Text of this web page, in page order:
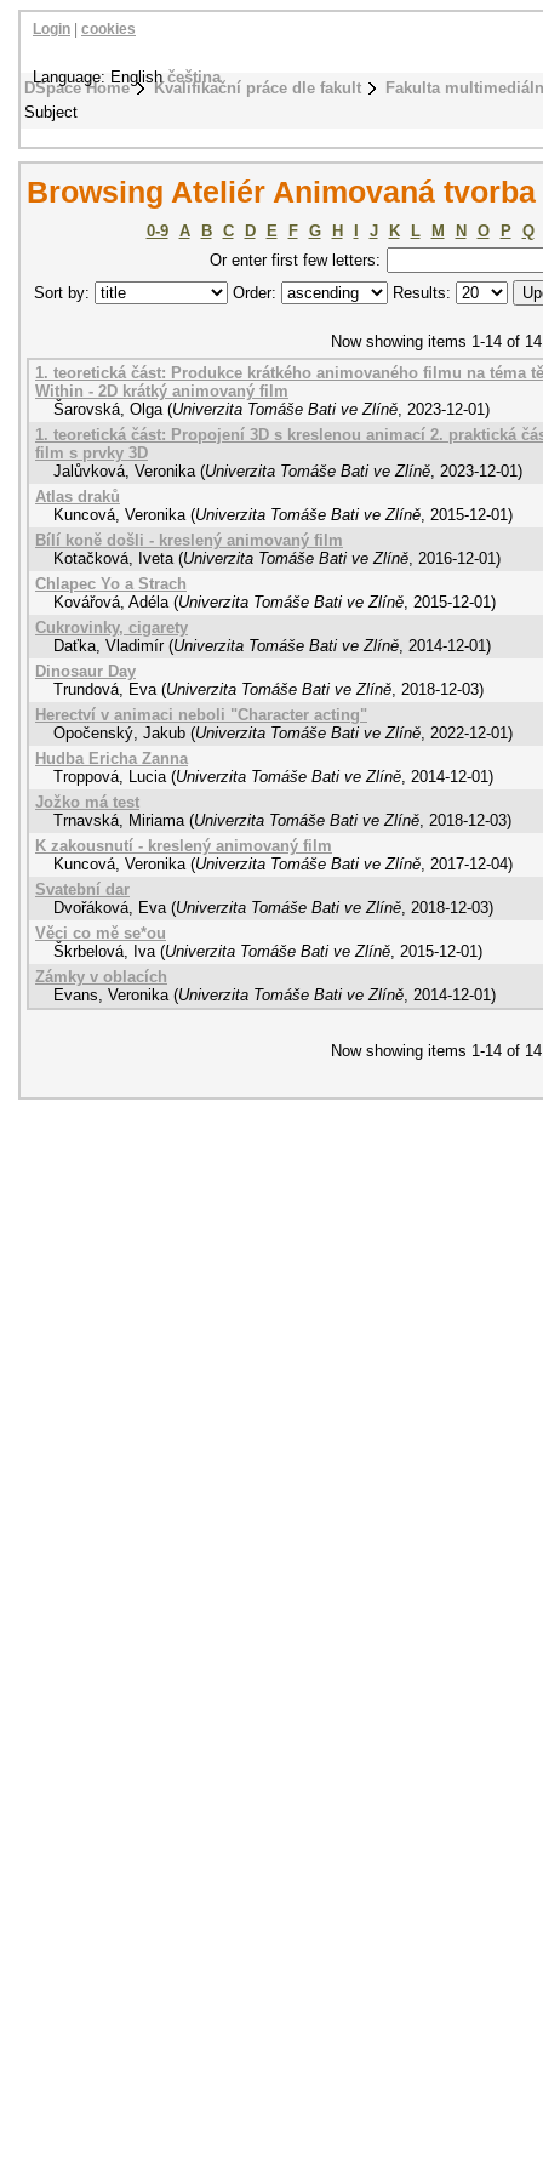
DSpace Home Kvalifikační práce dle fakult
Fakulta
Subject
Login cookies
Language: Englishčeština
Browsing Ateliér Animovaná
0-9 A B C D E F G H J K L M N O P
Q
Or enter first few letters:
Sort by:
Order: Results:
Now showing items 1-14 of 14
1. teoretická část: Produkce krátkého animovaného filmu na téma
Within - 2D krátký animovaný film
Šarovská, Olga (Univerzita Tomáše Bati ve Zlíně, 2023-12-01)
1. teoretická část: Propojení 3D s kreslenou animací 2. praktická
film s prvky 3D
Jalůvková, Veronika (Univerzita Tomáše Bati ve Zlíně, 2023-12-01)
Atlas draků
Kuncová, Veronika (Univerzita Tomáše Bati ve Zlíně, 2015-12-01)
Bílí koně došli - kreslený animovaný film
Kotačková, Iveta (Univerzita Tomáše Bati ve Zlíně, 2016-12-01)
Chlapec Yo a Strach
Kovářová, Adéla (Univerzita Tomáše Bati ve Zlíně, 2015-12-01)
Cukrovinky, cigarety
Daťka, Vladimír (Univerzita Tomáše Bati ve Zlíně, 2014-12-01)
Dinosaur Day
Trundová, Eva (Univerzita Tomáše Bati ve Zlíně, 2018-12-03)
Herectví v animaci neboli "Character acting"
Opočenský, Jakub (Univerzita Tomáše Bati ve Zlíně, 2022-12-01)
Hudba Ericha Zanna
Troppová, Lucia (Univerzita Tomáše Bati ve Zlíně, 2014-12-01)
Jožko má test
Trnavská, Miriama (Univerzita Tomáše Bati ve Zlíně, 2018-12-03)
K zakousnutí - kreslený animovaný film
Kuncová, Veronika (Univerzita Tomáše Bati ve Zlíně, 2017-12-04)
Svatební dar
Dvořáková, Eva (Univerzita Tomáše Bati ve Zlíně, 2018-12-03)
Věci co mě se*ou
Škrbelová, Iva (Univerzita Tomáše Bati ve Zlíně, 2015-12-01)
Zámky v oblacích
Evans, Veronika (Univerzita Tomáše Bati ve Zlíně, 2014-12-01)
Now showing items 1-14 of 14